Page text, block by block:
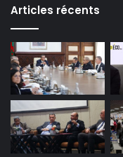
Articles récents